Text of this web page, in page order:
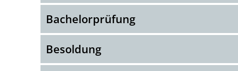
Bachelorprüfung
Besoldung